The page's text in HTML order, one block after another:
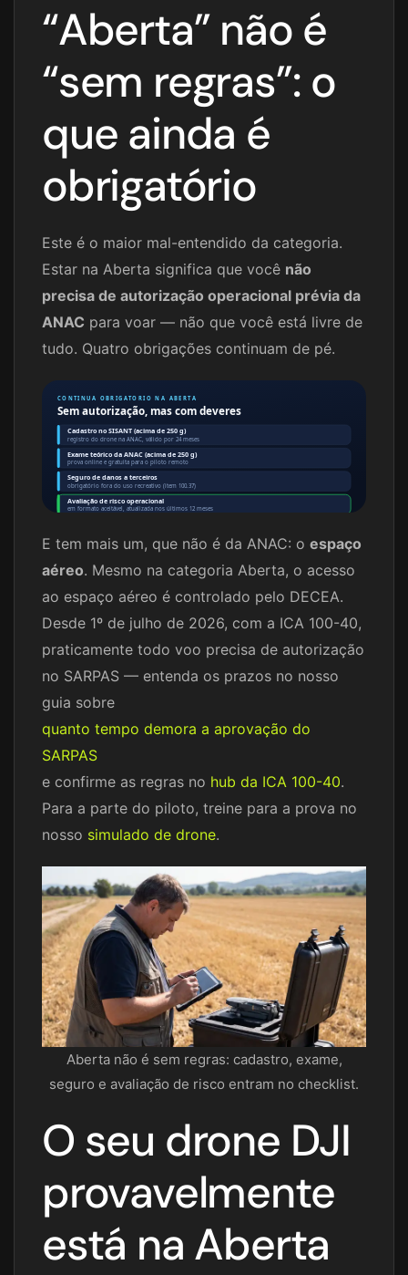
“Aberta” não é
“sem regras”: o
que ainda é
obrigatório
Este é o maior mal-entendido da categoria.
Estar na Aberta significa que você não
precisa de autorização operacional prévia da
ANAC para voar — não que você está livre de
tudo. Quatro obrigações continuam de pé.
CONTINUA OBRIGATORIO NA ABERTA
Sem autorização, mas com deveres
Cadastro no SISANT (acima de 250 g)
registro do drone na ANAC, válido por 24 meses
Exame teórico da ANAC (acima de 250 g)
prova online e gratuita para o piloto remoto
Seguro de danos a terceiros
obrigatório fora do uso recreativo (item 100.37)
Avaliação de risco operacional
em formato aceitável, atualizada nos últimos 12 meses
E tem mais um, que não é da ANAC: o espaço
aéreo. Mesmo na categoria Aberta, o acesso
ao espaço aéreo é controlado pelo DECEA.
Desde 1º de julho de 2026, com a ICA 100-40,
praticamente todo voo precisa de autorização
no SARPAS — entenda os prazos no nosso
guia sobre
quanto tempo demora a aprovação do
SARPAS
e confirme as regras no hub da ICA 100-40.
Para a parte do piloto, treine para a prova no
nosso simulado de drone.
Aberta não é sem regras: cadastro, exame,
seguro e avaliação de risco entram no checklist.
O seu drone DJI
provavelmente
está na Aberta